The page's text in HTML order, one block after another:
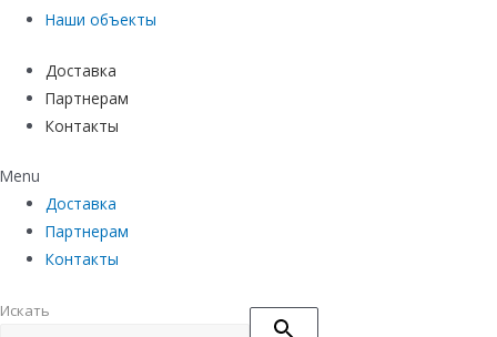
Наши объекты
Доставка
Партнерам
Контакты
Menu
Доставка
Партнерам
Контакты
Искать